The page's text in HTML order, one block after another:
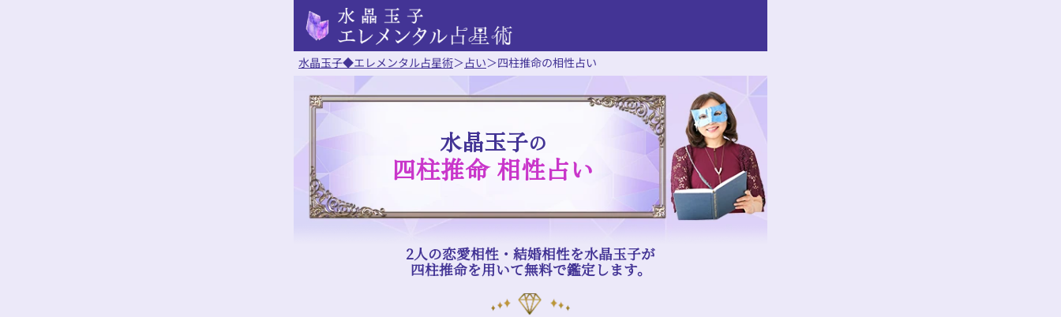
水晶玉子◆エレメンタル占星術＞占い＞四柱推命の相性占い
水晶玉子の
四柱推命 相性占い
2人の恋愛相性・結婚相性を水晶玉子が
四柱推命を用いて無料で鑑定します。